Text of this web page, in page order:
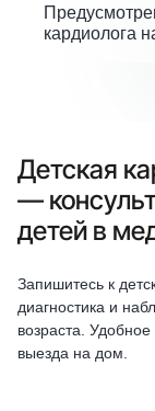
вялым,
обязательно
кардиолога
стационарное
Детская
—
детей в
Запишитесь к
диагностика и
возраста.
выезда на дом.